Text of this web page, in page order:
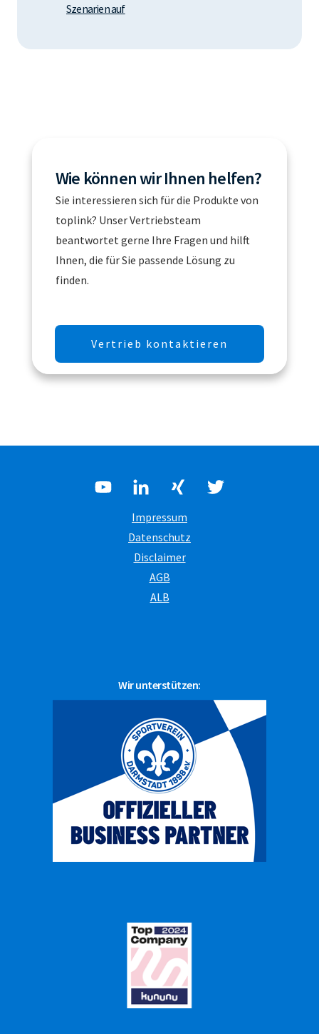
Szenarien auf
Wie können wir Ihnen helfen?
Sie interessieren sich für die Produkte von
toplink? Unser Vertriebsteam
beantwortet gerne Ihre Fragen und hilft
Ihnen, die für Sie passende Lösung zu
finden.
Vertrieb kontaktieren
Wir unterstützen:
Impressum
Datenschutz
Disclaimer
AGB
ALB